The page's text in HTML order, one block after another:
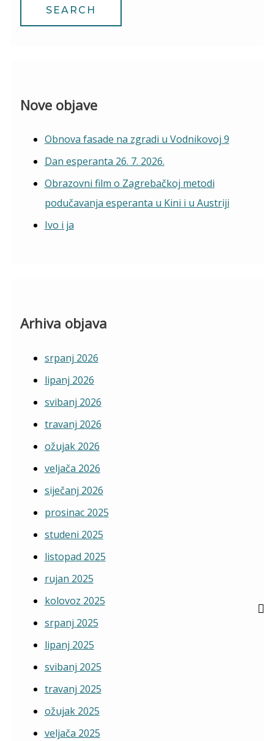
Nove objave
Obnova fasade na zgradi u Vodnikovoj 9
Dan esperanta 26. 7. 2026.
Obrazovni film o Zagrebačkoj metodi
podučavanja esperanta u Kini i u Austriji
Ivo i ja
Arhiva objava
srpanj 2026
lipanj 2026
svibanj 2026
travanj 2026
ožujak 2026
veljača 2026
siječanj 2026
prosinac 2025
studeni 2025
listopad 2025
rujan 2025
kolovoz 2025
srpanj 2025
lipanj 2025
svibanj 2025
travanj 2025
ožujak 2025
veljača 2025